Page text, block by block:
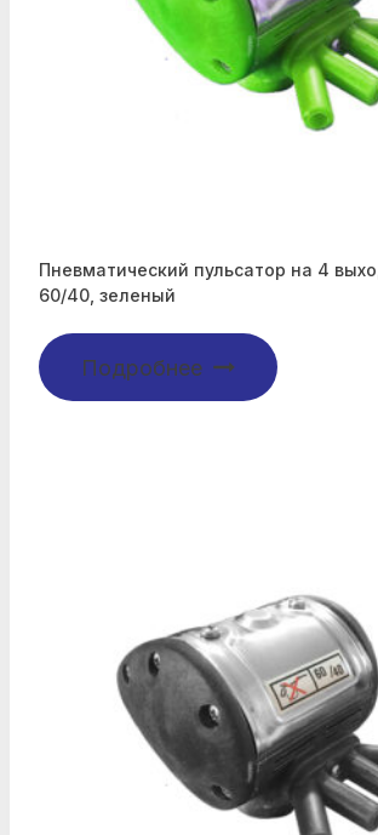
Пневматический пульсатор на 4
60/40, зеленый
Подробнее